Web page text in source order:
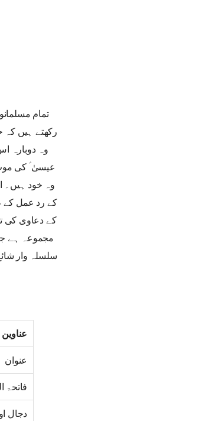
تمام
رکھتے ہیں کہ
وہ دوبارہ
عیسیٰ ؑ کی
وہ خود ہیں۔
کے رد عمل کے
کے دعاوی کی
سلسلہ وار
عناوین
عنوان
فاتحۃ
دجال